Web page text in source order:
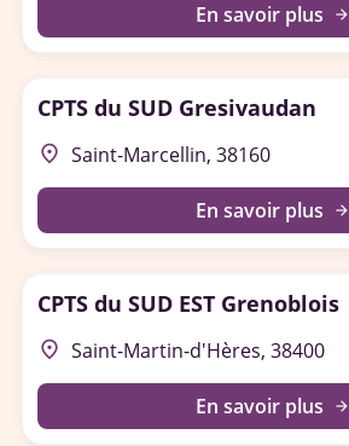
En savoir plus arrow_forward
CPTS du SUD Gresivaudan
place Saint-Marcellin, 38160
En savoir plus arrow_forward
CPTS du SUD EST Grenoblois
place Saint-Martin-d'Hères, 38400
En savoir plus arrow_forward